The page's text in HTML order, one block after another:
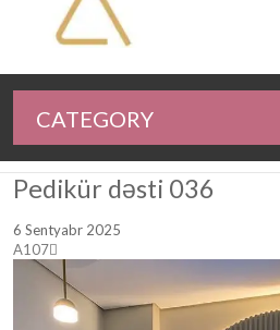
Pedikür dəsti 036
6 Sentyabr 2025
A107